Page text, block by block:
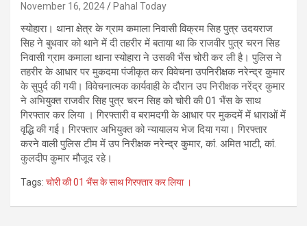
November 16, 2024 Pahal Today
स्योहारा। थाना क्षेत्र के ग्राम कमाला निवासी विक्रम सिह पुत्र उदयराज
सिह ने बुधवार को थाने में दी तहरीर में बताया था कि राजवीर पुत्र चरन सिह
निवासी ग्राम कमाला थाना स्योहारा ने उसकी भैंस चोरी कर ली है। पुलिस ने
तहरीर के आधार पर मुकदमा पंजीकृत कर विवेचना उपनिरीक्षक नरेन्द्र कुमार
के सुपुर्द की गयी। विवेचनात्मक कार्यवाही के दौरान उप निरीक्षक नरेंद्र कुमार
ने अभियुक्त राजवीर सिह पुत्र चरन सिह को चोरी की 01 भैंस के साथ
गिरफ्तार कर लिया । गिरफ्तारी व बरामदगी के आधार पर मुकदमें में धाराओं में
वृद्धि की गई। गिरफ्तार अभियुक्त को न्यायालय भेज दिया गया। गिरफ्तार
करने वाली पुलिस टीम में उप निरीक्षक नरेन्द्र कुमार, कां. अमित भाटी, कां.
कुलदीप कुमार मौजूद रहे।
Tags: चोरी की 01 भैंस के साथ गिरफ्तार कर लिया ।